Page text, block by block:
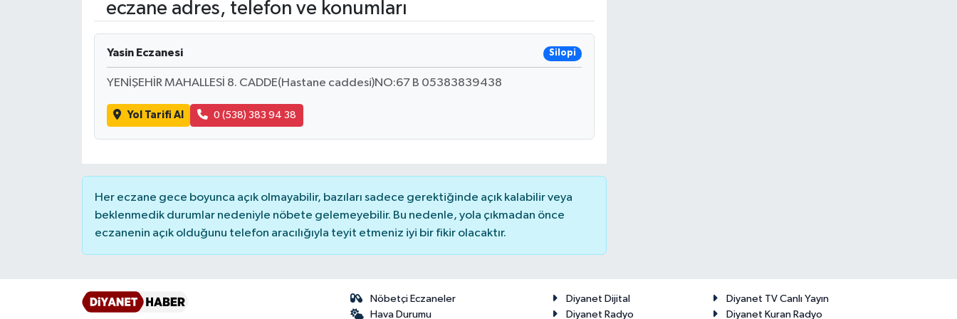
eczane adres, telefon ve konumları
Yasin Eczanesi Silopi
YENİŞEHİR MAHALLESİ 8. CADDE(Hastane caddesi)NO:67 B 05383839438
Yol Tarifi Al 0 (538) 383 94 38
Her eczane gece boyunca açık olmayabilir, bazıları sadece gerektiğinde açık kalabilir veya
beklenmedik durumlar nedeniyle nöbete gelemeyebilir. Bu nedenle, yola çıkmadan önce
eczanenin açık olduğunu telefon aracılığıyla teyit etmeniz iyi bir fikir olacaktır.
Nöbetçi Eczaneler
Hava Durumu
Diyanet Dijital
Diyanet TV Canlı Yayın
Diyanet Radyo
Diyanet Kuran Radyo
Ardahan Müftülüğü
Balıkesir Müftülüğü
Bingöl Müftülüğü
Peygamberimizin Hayatı
DİYANET RADYO/TV